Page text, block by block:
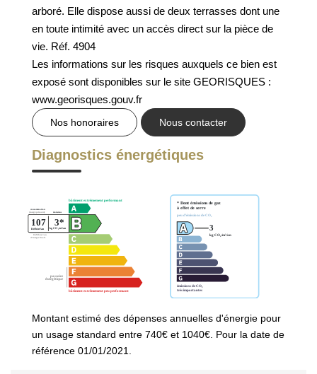
GESTION DES COOKIES
MENTIONS LÉGALES
arboré. Elle dispose aussi de deux terrasses dont une
en toute intimité avec un accès direct sur la pièce de
vie. Réf. 4904
Les informations sur les risques auxquels ce bien est
exposé sont disponibles sur le site GEORISQUES :
www.georisques.gouv.fr
Nos honoraires Nous contacter
Diagnostics énergétiques
Montant estimé des dépenses annuelles d'énergie pour
un usage standard entre 740€ et 1040€. Pour la date de
référence 01/01/2021.